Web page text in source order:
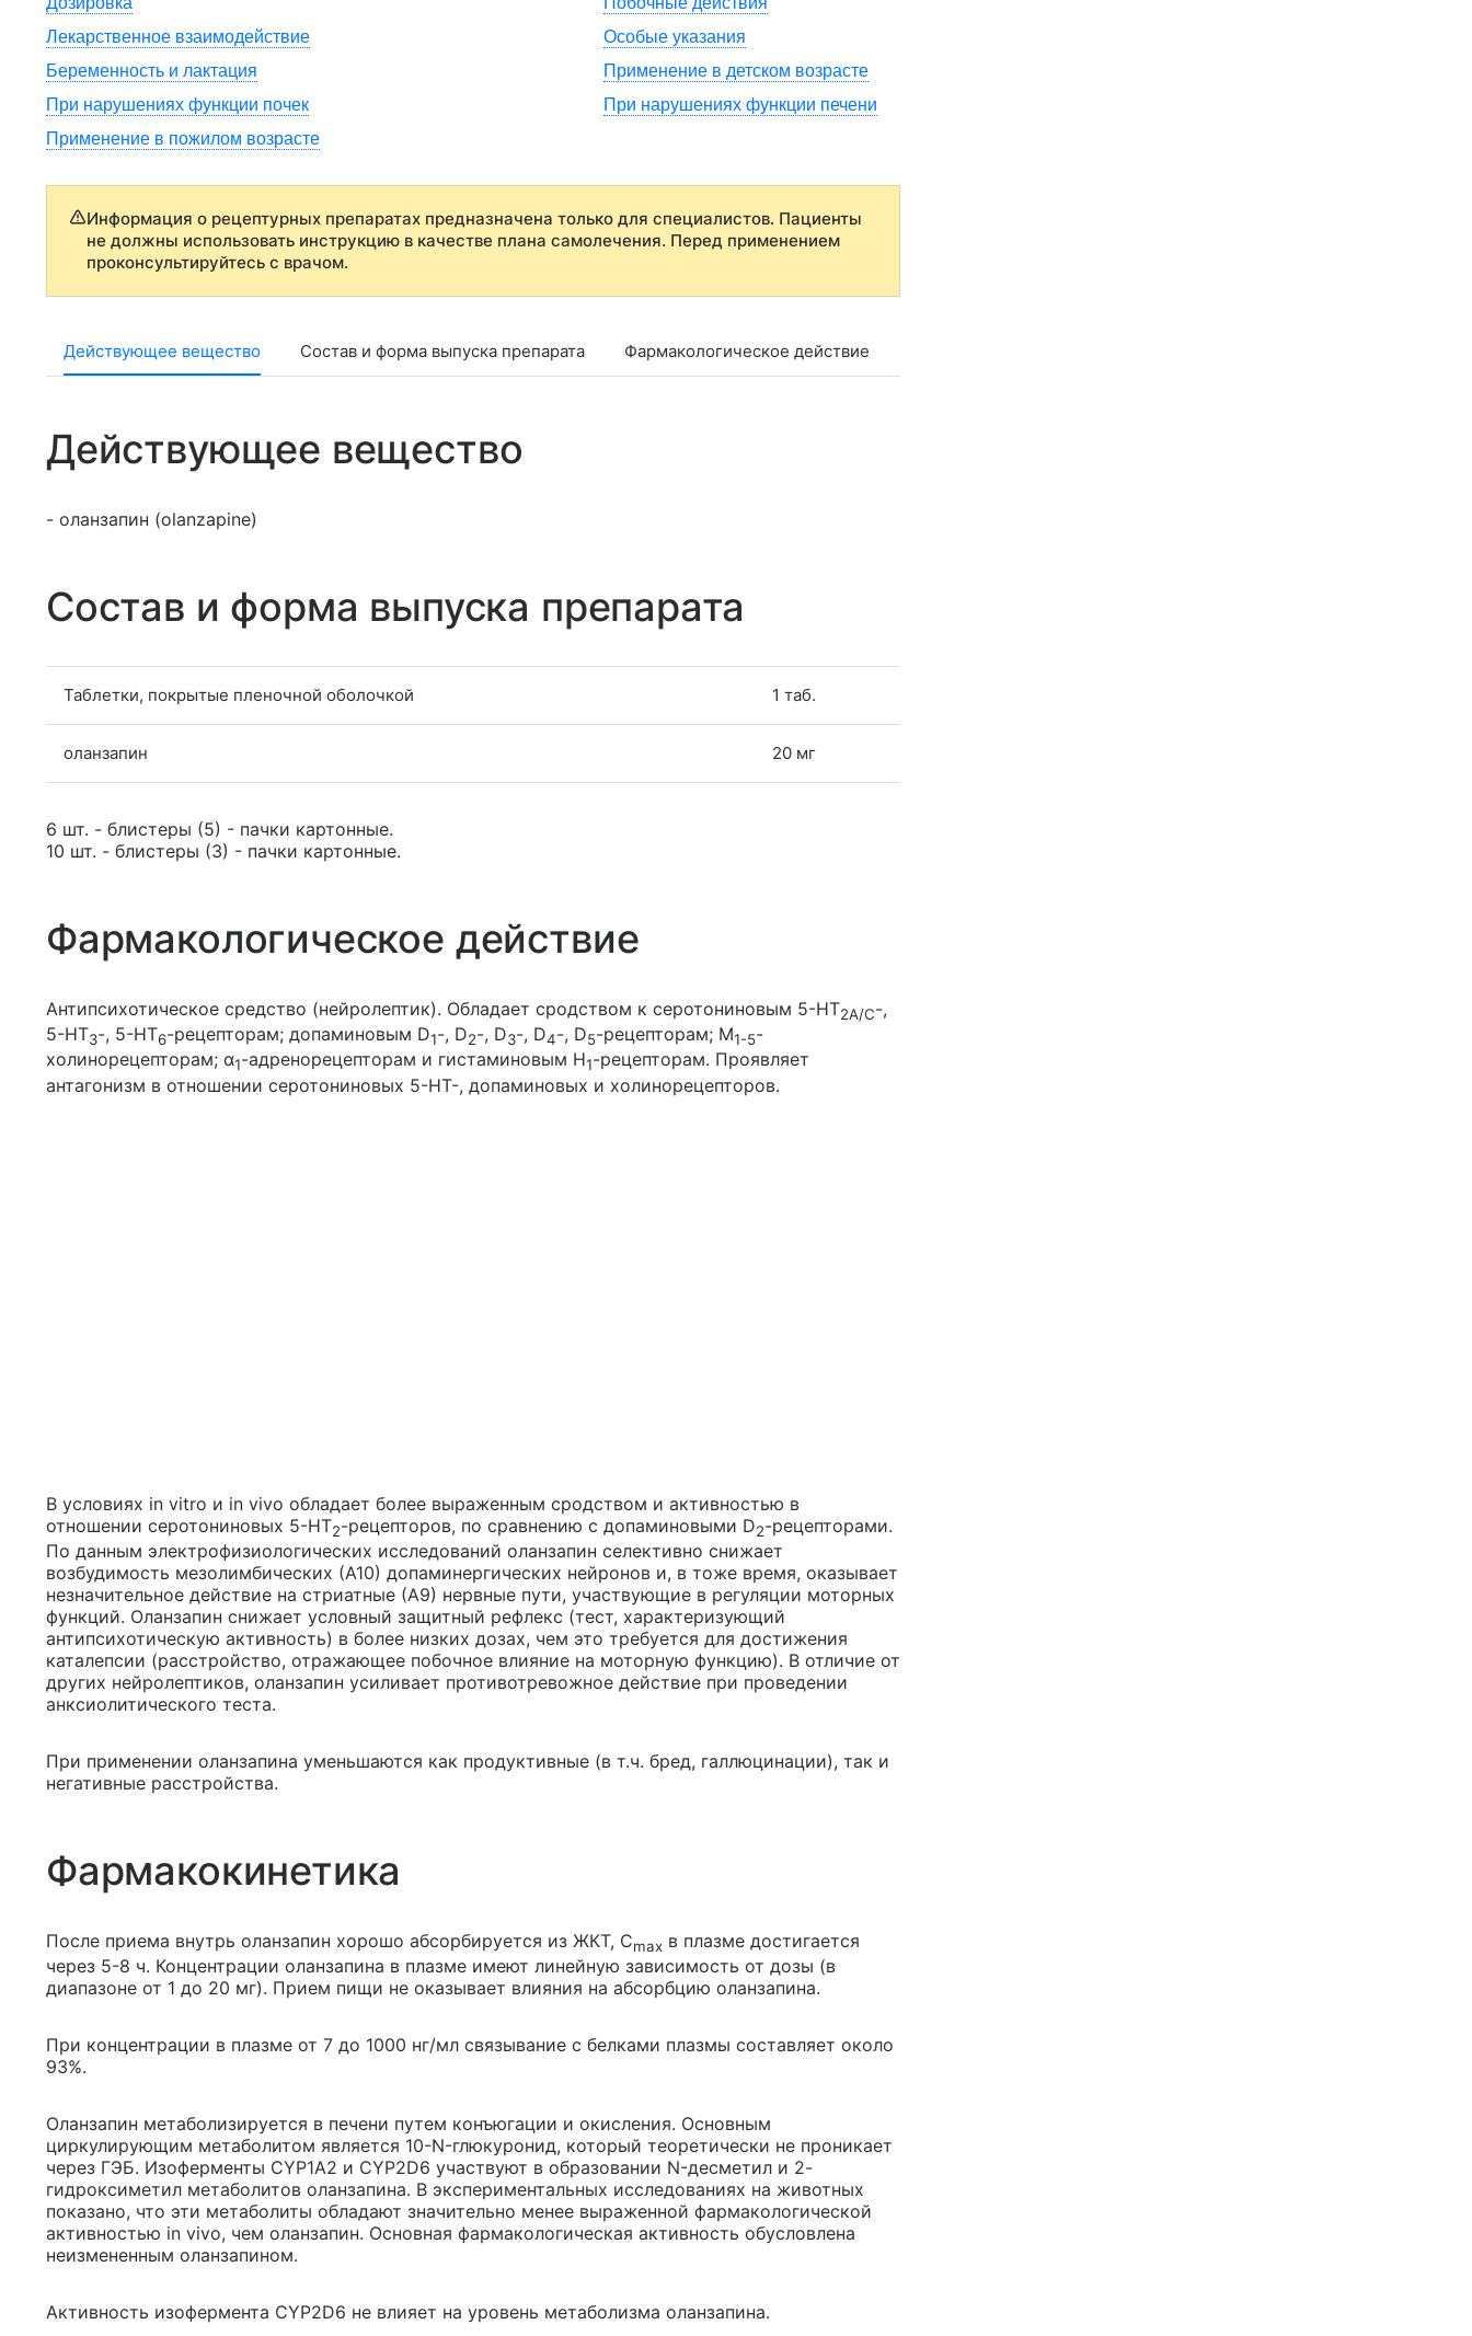
Лекарственное взаимодействие
Особые указания
Беременность и лактация
Применение в детском возрасте
При нарушениях функции почек
При нарушениях функции печени
Применение в пожилом возрасте
Информация о рецептурных препаратах предназначена только для специалистов. Пациенты
не должны использовать инструкцию в качестве плана самолечения. Перед применением
проконсультируйтесь с врачом.
Действующее вещество Состав и форма выпуска препарата Фармакологическое действие
Действующее вещество
- оланзапин (olanzapine)
Состав и форма выпуска препарата
Таблетки, покрытые пленочной оболочкой 1 таб.
оланзапин 20 мг
6 шт. - блистеры (5) - пачки картонные.
10 шт. - блистеры (3) - пачки картонные.
Фармакологическое действие
Антипсихотическое средство (нейролептик). Обладает сродством к серотониновым 5-НТ2A/C-,
5-НТ3-, 5-НТ6-рецепторам; допаминовым D1-, D2-, D3-, D4-, D5-рецепторам; M1-5-
холинорецепторам; α1-адренорецепторам и гистаминовым H1-рецепторам. Проявляет
антагонизм в отношении серотониновых 5-НТ-, допаминовых и холинорецепторов.
В условиях in vitro и in vivo обладает более выраженным сродством и активностью в
отношении серотониновых 5-НТ2-рецепторов, по сравнению с допаминовыми D2-рецепторами.
По данным электрофизиологических исследований оланзапин селективно снижает
возбудимость мезолимбических (А10) допаминергических нейронов и, в тоже время, оказывает
незначительное действие на стриатные (А9) нервные пути, участвующие в регуляции моторных
функций. Оланзапин снижает условный защитный рефлекс (тест, характеризующий
антипсихотическую активность) в более низких дозах, чем это требуется для достижения
каталепсии (расстройство, отражающее побочное влияние на моторную функцию). В отличие от
других нейролептиков, оланзапин усиливает противотревожное действие при проведении
анксиолитического теста.
При применении оланзапина уменьшаются как продуктивные (в т.ч. бред, галлюцинации), так и
негативные расстройства.
Фармакокинетика
После приема внутрь оланзапин хорошо абсорбируется из ЖКТ, Cmax в плазме достигается
через 5-8 ч. Концентрации оланзапина в плазме имеют линейную зависимость от дозы (в
диапазоне от 1 до 20 мг). Прием пищи не оказывает влияния на абсорбцию оланзапина.
При концентрации в плазме от 7 до 1000 нг/мл связывание с белками плазмы составляет около
93%.
Оланзапин метаболизируется в печени путем конъюгации и окисления. Основным
циркулирующим метаболитом является 10-N-глюкуронид, который теоретически не проникает
через ГЭБ. Изоферменты CYP1A2 и CYP2D6 участвуют в образовании N-десметил и 2-
гидроксиметил метаболитов оланзапина. В экспериментальных исследованиях на животных
показано, что эти метаболиты обладают значительно менее выраженной фармакологической
активностью in vivo, чем оланзапин. Основная фармакологическая активность обусловлена
неизмененным оланзапином.
Активность изофермента CYP2D6 не влияет на уровень метаболизма оланзапина.